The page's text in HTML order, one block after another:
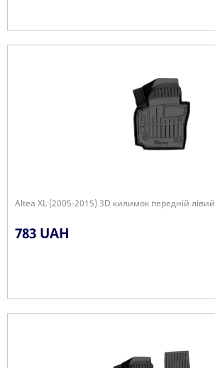
Altea XL (2005-2015) 3D килимок передній лівий
783 UAH